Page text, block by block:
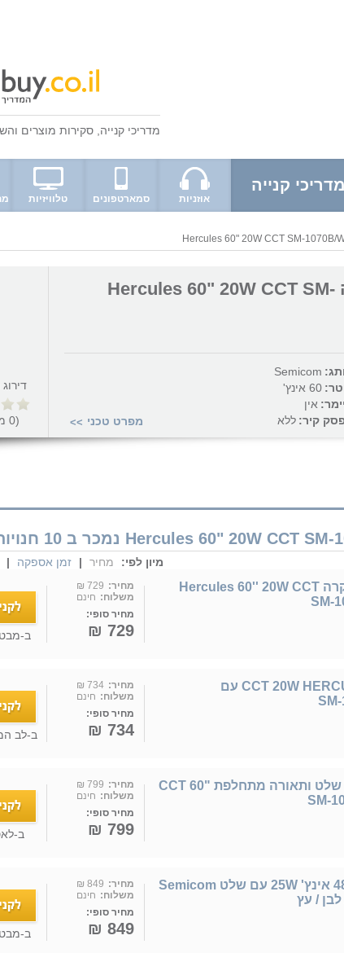
מדריכי קנייה סקירות מוצרים ו
מדריכי קנייה
אוזניות סמארטפונים טלוויזיות
מאוורר Semicom מאוורר תקרה Hercules 60" 20W CCT SM-
Semicom
60 אינץ'
אין
קיר: ללא מפרט טכני >>
(
0
מיון לפי: מחיר | זמן אספקה |
‏מאוורר תקרה מאוורר תקרה Hercules 60'' 20W CCT
SM-
מחיר: 729 ₪
משלוח: חינם
מחיר סופי:
729 ₪ ב-
מאוורר תקרה ''CCT 20W HERCULES 60 עם
מחיר: 734 ₪
משלוח: חינם
מחיר סופי:
734 ₪ ב-לב
מאוורר תקרה 20W כולל שלט ותאורה מתחלפת CCT 60"
מחיר: 799 ₪
משלוח: חינם
מחיר סופי:
799 ₪ ב-
מאוורר תקרה 3 כנפיים 48 אינץ' 25W עם שלט Semicom
מחיר: 849 ₪
משלוח: חינם
מחיר סופי:
849 ₪ ב-